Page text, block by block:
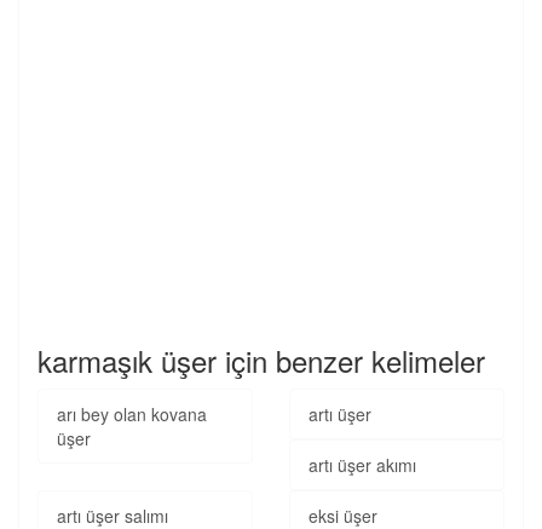
karmaşık üşer için benzer kelimeler
arı bey olan kovana
üşer
artı üşer
artı üşer akımı
artı üşer salımı eksi üşer